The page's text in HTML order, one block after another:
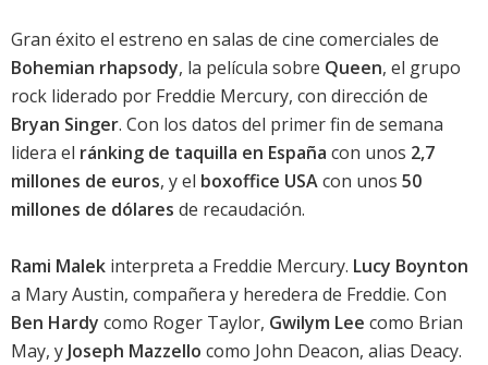
Gran éxito el estreno en salas de cine comerciales de
Bohemian rhapsody, la película sobre Queen, el grupo
rock liderado por Freddie Mercury, con dirección de
Bryan Singer. Con los datos del primer fin de semana
lidera el ránking de taquilla en España con unos 2,7
millones de euros, y el boxoffice USAcon unos 50
millones de dólares de recaudación.
Rami Malek interpreta a Freddie Mercury. Lucy Boynton
a Mary Austin, compañera y heredera de Freddie. Con
Ben Hardy como Roger Taylor, Gwilym Lee como Brian
May, y Joseph Mazzello como John Deacon, alias Deacy.